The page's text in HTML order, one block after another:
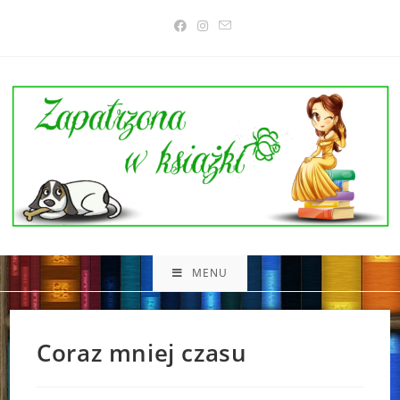
MENU
Coraz mniej czasu